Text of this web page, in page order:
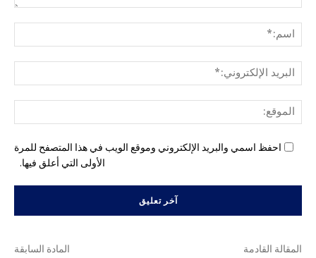
احفظ اسمي والبريد الإلكتروني وموقع الويب في هذا المتصفح للمرة
الأولى التي أعلق فيها.
المادة السابقة المقالة القادمة